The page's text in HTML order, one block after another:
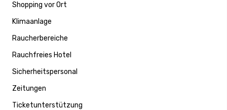
Shopping vor Ort
Klimaanlage
Raucherbereiche
Rauchfreies Hotel
Sicherheitspersonal
Zeitungen
Ticketunterstützung